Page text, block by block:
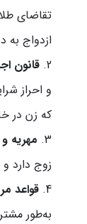
تقاضای
ازدواج به
قانون
و احراز
که زن در
مهریه
زوج دارد
قواعد
به‌طور